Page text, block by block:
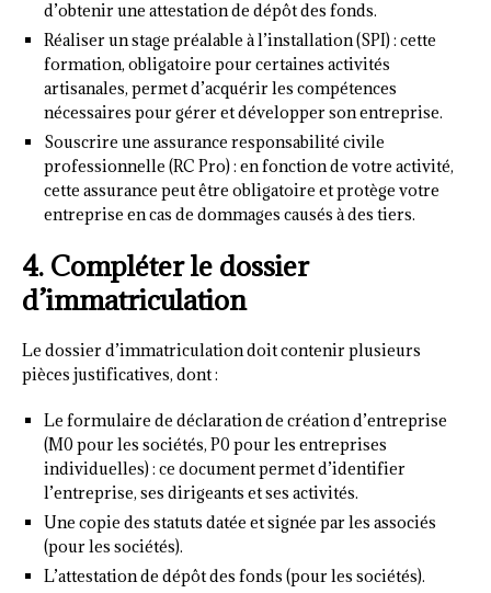
d’obtenir une attestation de dépôt des fonds.
Réaliser un stage préalable à l’installation (SPI) : cette
formation, obligatoire pour certaines activités
artisanales, permet d’acquérir les compétences
nécessaires pour gérer et développer son entreprise.
Souscrire une assurance responsabilité civile
professionnelle (RC Pro) : en fonction de votre activité,
cette assurance peut être obligatoire et protège votre
entreprise en cas de dommages causés à des tiers.
4. Compléter le dossier
d’immatriculation
Le dossier d’immatriculation doit contenir plusieurs
pièces justificatives, dont :
Le formulaire de déclaration de création d’entreprise
(M0 pour les sociétés, P0 pour les entreprises
individuelles) : ce document permet d’identifier
l’entreprise, ses dirigeants et ses activités.
Une copie des statuts datée et signée par les associés
(pour les sociétés).
L’attestation de dépôt des fonds (pour les sociétés).